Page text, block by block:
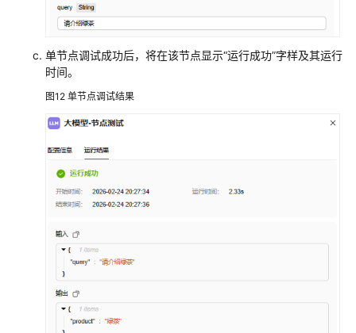
单节点调试成功后，将在该节点显示“运行成功”字样及其运行
时间。
图12 单节点调试结果